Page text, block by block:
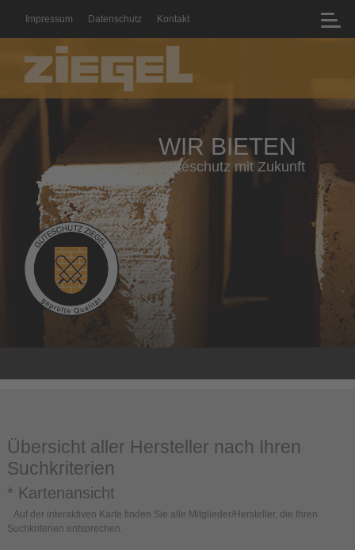
Impressum Datenschutz Kontakt
WIR BIETEN
Geprüfte Qualität mit Zertifikat
Übersicht aller Hersteller nach Ihren
Suchkriterien
* Kartenansicht
Auf der interaktiven Karte finden Sie alle Mitglieder/Hersteller, die Ihren
Suchkriterien entsprechen.